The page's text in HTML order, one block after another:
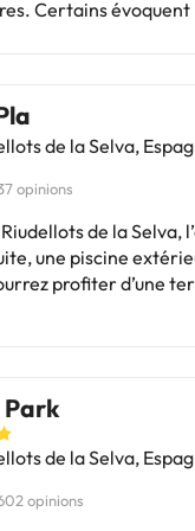
Certains évoquent
hôtel accueillant et
améliorations en
recherchant
de la Selva,
opinions
de la Selva,
une piscine
profiter d’une terrasse sur place. Vous
Park
de la Selva,
opinions